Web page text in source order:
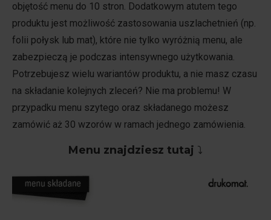
objętość menu do 10 stron. Dodatkowym atutem tego
produktu jest możliwość zastosowania uszlachetnień (np.
folii połysk lub mat), które nie tylko wyróżnią menu, ale
zabezpieczą je podczas intensywnego użytkowania.
Potrzebujesz wielu wariantów produktu, a nie masz czasu
na składanie kolejnych zleceń? Nie ma problemu! W
przypadku menu szytego oraz składanego możesz
zamówić aż 30 wzorów w ramach jednego zamówienia.
Menu znajdziesz tutaj ⤵